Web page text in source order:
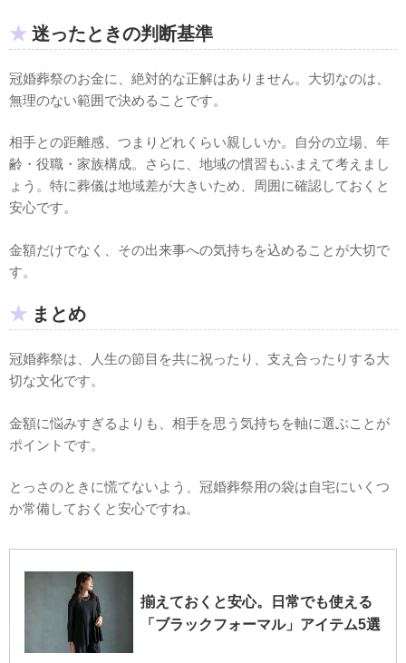
迷ったときの判断基準
冠婚葬祭のお金に、絶対的な正解はありません。大切なのは、
無理のない範囲で決めることです。
相手との距離感、つまりどれくらい親しいか。自分の立場、年
齢・役職・家族構成。さらに、地域の慣習もふまえて考えまし
ょう。特に葬儀は地域差が大きいため、周囲に確認しておくと
安心です。
金額だけでなく、その出来事への気持ちを込めることが大切で
す。
まとめ
冠婚葬祭は、人生の節目を共に祝ったり、支え合ったりする大
切な文化です。
金額に悩みすぎるよりも、相手を思う気持ちを軸に選ぶことが
ポイントです。
とっさのときに慌てないよう、冠婚葬祭用の袋は自宅にいくつ
か常備しておくと安心ですね。
揃えておくと安心。日常でも使える
「ブラックフォーマル」アイテム5選